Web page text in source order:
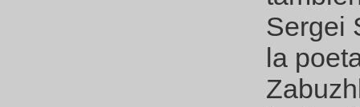
Sergei
la